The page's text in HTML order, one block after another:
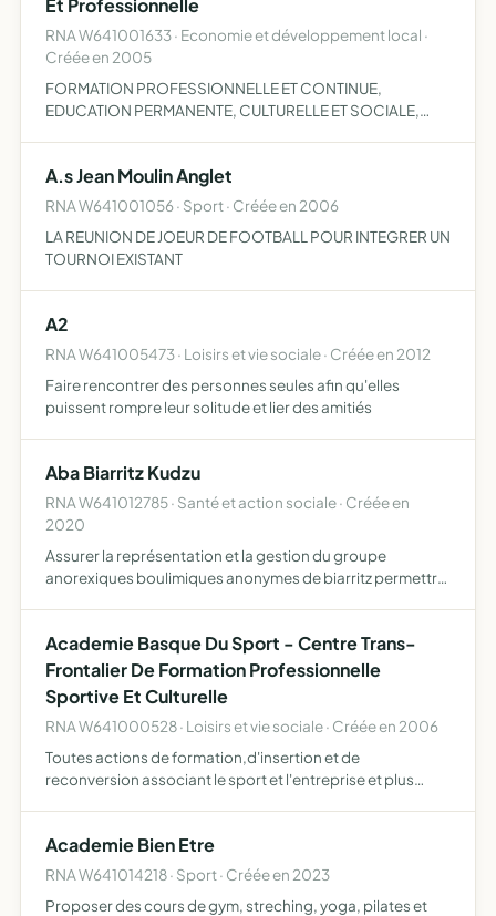
Et Professionnelle
RNA W641001633 · Economie et développement local ·
Créée en 2005
FORMATION PROFESSIONNELLE ET CONTINUE,
EDUCATION PERMANENTE, CULTURELLE ET SOCIALE,
POLITIQUES DE DEVELOPPEMENT LOCAL
A.s Jean Moulin Anglet
RNA W641001056 · Sport · Créée en 2006
LA REUNION DE JOEUR DE FOOTBALL POUR INTEGRER UN
TOURNOI EXISTANT
A2
RNA W641005473 · Loisirs et vie sociale · Créée en 2012
Faire rencontrer des personnes seules afin qu'elles
puissent rompre leur solitude et lier des amitiés
Aba Biarritz Kudzu
RNA W641012785 · Santé et action sociale · Créée en
2020
Assurer la représentation et la gestion du groupe
anorexiques boulimiques anonymes de biarritz permettre
Academie Basque Du Sport - Centre Trans-
Frontalier De Formation Professionnelle
Sportive Et Culturelle
RNA W641000528 · Loisirs et vie sociale · Créée en 2006
Toutes actions de formation,d'insertion et de
reconversion associant le sport et l'entreprise et plus
supérieure),professionnelle(technologique et q…
Academie Bien Etre
RNA W641014218 · Sport · Créée en 2023
Proposer des cours de gym, streching, yoga, pilates et